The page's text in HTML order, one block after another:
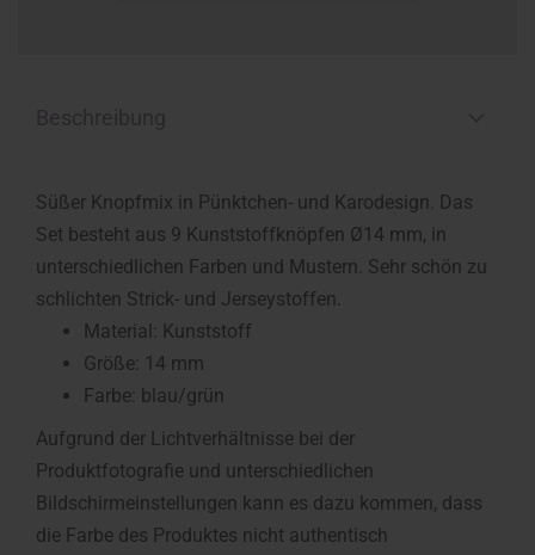
Süßer Knopfmix in Pünktchen- und Karodesign. Das
Set besteht aus 9 Kunststoffknöpfen Ø14 mm, in
unterschiedlichen Farben und Mustern. Sehr schön zu
schlichten Strick- und Jerseystoffen.
Material: Kunststoff
Größe: 14 mm
Farbe: blau/grün
Aufgrund der Lichtverhältnisse bei der
Produktfotografie und unterschiedlichen
Bildschirmeinstellungen kann es dazu kommen, dass
die Farbe des Produktes nicht authentisch